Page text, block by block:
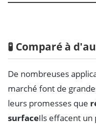
🧪 Comparé à
De nombreuses
marché font de
leurs promesses que
surfaceIls effacent un